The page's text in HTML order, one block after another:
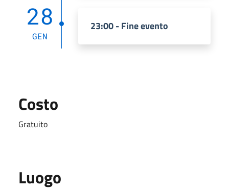
28
GEN
23:00 - Fine evento
Costo
Gratuito
Luogo